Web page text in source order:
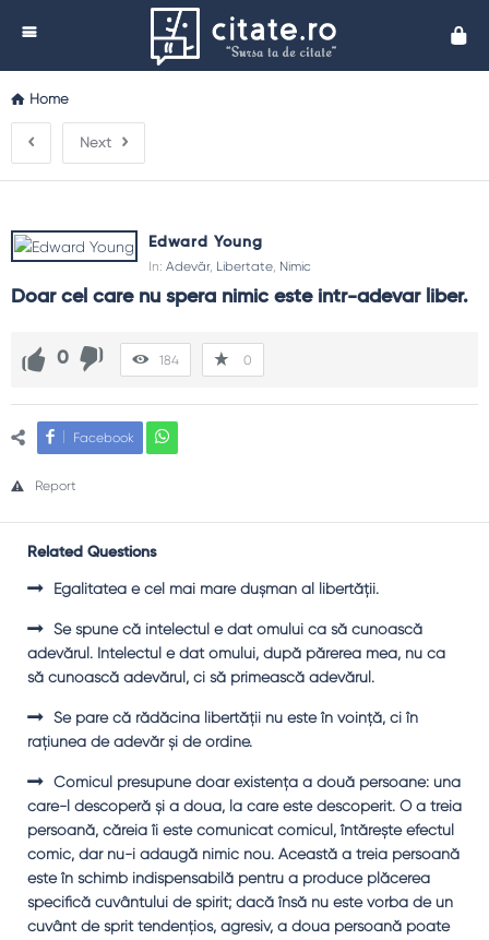
Home
Next
Edward Young
In: Adevăr, Libertate, Nimic
Doar cel care nu spera nimic este intr-adevar liber.
0 184 0
Facebook
Report
Related Questions
Egalitatea e cel mai mare duşman al libertăţii.
Se spune că intelectul e dat omului ca să cunoască
adevărul. Intelectul e dat omului, după părerea mea, nu ca
să cunoască adevărul, ci să primească adevărul.
Se pare că rădăcina libertăţii nu este în voinţă, ci în
raţiunea de adevăr şi de ordine.
Comicul presupune doar existenţa a două persoane: una
care-l descoperă şi a doua, la care este descoperit. O a treia
persoană, căreia îi este comunicat comicul, întăreşte efectul
comic, dar nu-i adaugă nimic nou. Această a treia persoană
este în schimb indispensabilă pentru a produce plăcerea
specifică cuvântului de spirit; dacă însă nu este vorba de un
cuvânt de sprit tendenţios, agresiv, a doua persoană poate